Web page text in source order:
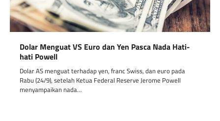
Dolar Menguat VS Euro dan Yen Pasca Nada Hati-
hati Powell
Dolar AS menguat terhadap yen, franc Swiss, dan euro pada
Rabu (24/9), setelah Ketua Federal Reserve Jerome Powell
menyampaikan nada…